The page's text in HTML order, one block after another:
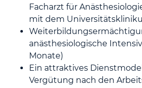
Facharzt für
mit dem
anästhesiologische
Monate)
Ein attraktives
Vergütung nach den